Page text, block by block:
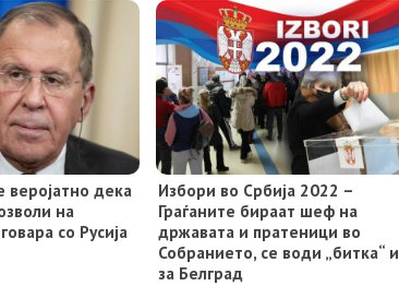
веројатно дека
на
со Русија
Избори во Србија 2022 –
Граѓаните бираат шеф на
државата и пратеници во
Собранието, се води „битка“ и
за Белград